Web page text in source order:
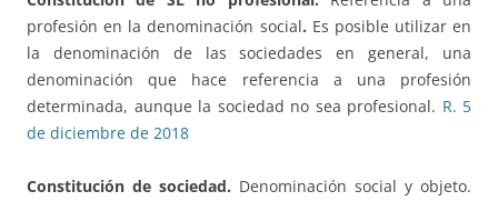
profesión en la denominación social. Es posible utilizar en
la denominación de las sociedades en general, una
denominación que hace referencia a una profesión
determinada, aunque la sociedad no sea profesional. R. 5
de diciembre de 2018
Constitución de sociedad. Denominación social y objeto.